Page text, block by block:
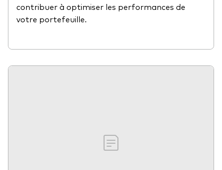
contribuer à optimiser les performances de
votre portefeuille.